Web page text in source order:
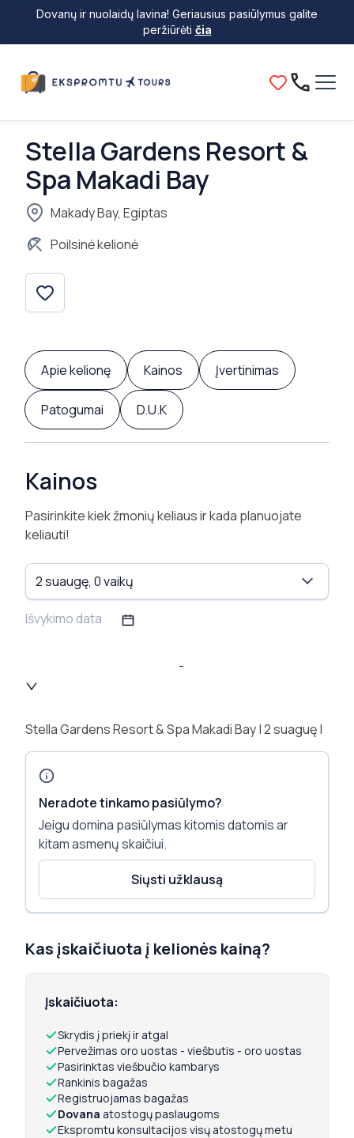
Dovanų ir nuolaidų lavina! Geriausius pasiūlymus galite
peržiūrėti čia
Stella Gardens Resort &
Spa Makadi Bay
Makady Bay, Egiptas
Poilsinė kelionė
Apie kelionę Kainos Įvertinimas
Patogumai D.U.K
Kainos
Pasirinkite kiek žmonių keliaus ir kada planuojate
keliauti!
2suaugę, 0vaikų
-
Stella Gardens Resort & Spa Makadi Bay|2 suaguę |
Neradote tinkamo pasiūlymo?
Jeigu domina pasiūlymas kitomis datomis ar
kitam asmenų skaičiui.
Siųsti užklausą
Kas įskaičiuota į kelionės kainą?
Įskaičiuota:
Skrydis į priekį ir atgal
Pervežimas oro uostas - viešbutis - oro uostas
Pasirinktas viešbučio kambarys
Rankinis bagažas
Registruojamas bagažas
Dovana atostogų paslaugoms
Ekspromtu konsultacijos visų atostogų metu